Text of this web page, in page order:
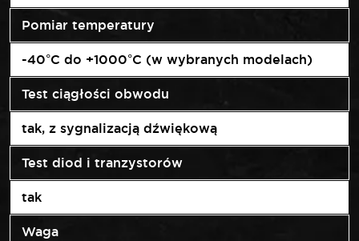
Pomiar temperatury
-40°C do +1000°C (w wybranych modelach)
Test ciągłości obwodu
tak, z sygnalizacją dźwiękową
Test diod i tranzystorów
tak
Waga